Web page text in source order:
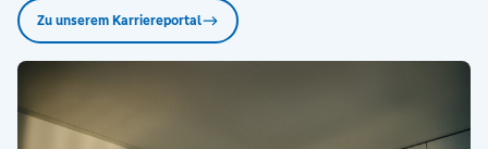
Zu unserem Karriereportal